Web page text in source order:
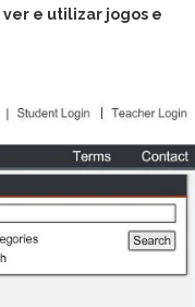
ver e utilizar jogos e
APRESENTAR
COLABORAR
CRIAR
DESTAQUE